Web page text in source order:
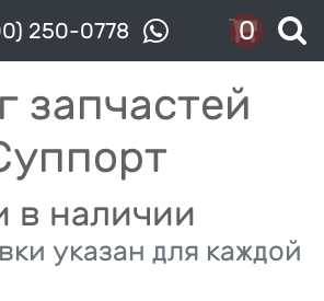
250-0778 0
запчастей
в наличии
указан для каждой